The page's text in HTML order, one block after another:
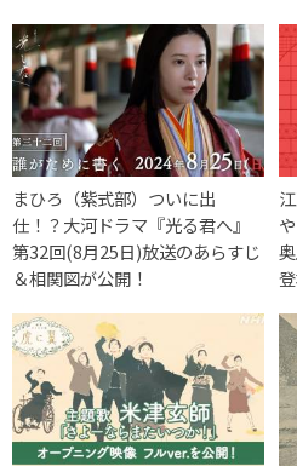
まひろ（紫式部）ついに出
仕！？大河ドラマ『光る君へ』
第32回(8月25日)放送のあらすじ
＆相関図が公開！